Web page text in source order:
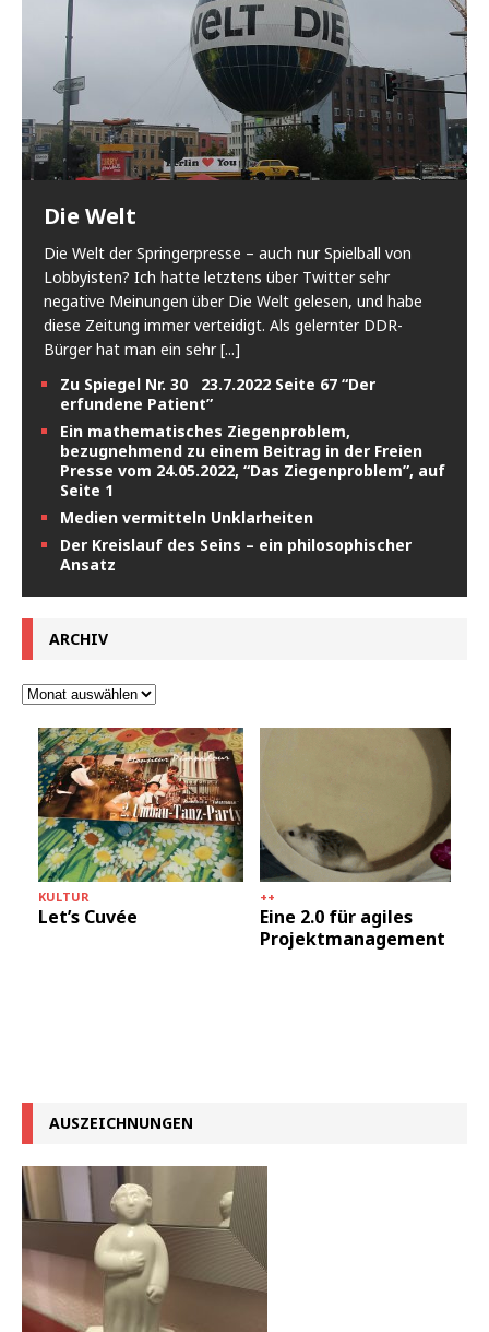
Die Welt
Die Welt der Springerpresse – auch nur Spielball von
Lobbyisten? Ich hatte letztens über Twitter sehr
negative Meinungen über Die Welt gelesen, und habe
diese Zeitung immer verteidigt. Als gelernter DDR-
Bürger hat man ein sehr[...]
Zu Spiegel Nr. 30 23.7.2022 Seite 67 “Der
erfundene Patient”
Ein mathematisches Ziegenproblem,
bezugnehmend zu einem Beitrag in der Freien
Presse vom 24.05.2022, “Das Ziegenproblem”, auf
Seite 1
Medien vermitteln Unklarheiten
Der Kreislauf des Seins – ein philosophischer
Ansatz
ARCHIV
KULTUR
Let’s Cuvée
++
Eine 2.0 für agiles
Projektmanagement
AUSZEICHNUNGEN